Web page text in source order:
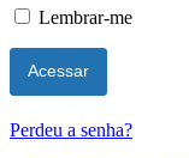
Lembrar-me
Perdeu a senha?